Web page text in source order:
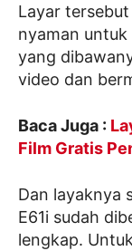
Layar
nyaman
yang
video dan
Baca Juga :
Film Gratis
Dan layaknya
E61i sudah
lengkap.